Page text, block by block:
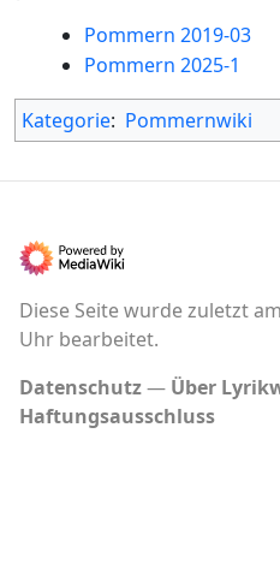
Pommern 2019-03
Pommern 2025-1
Kategorie: Pommernwiki
Diese Seite wurde zuletzt
Uhr bearbeitet.
Datenschutz
Über
Haftungsausschluss